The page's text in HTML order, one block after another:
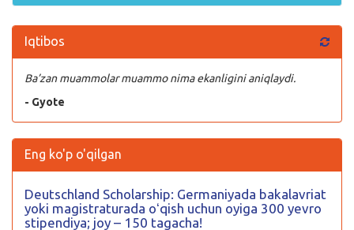
Iqtibos
Ba’zan muammolar muammo nima ekanligini aniqlaydi.
- Gyote
Eng ko'p o'qilgan
Deutschland Scholarship: Germaniyada bakalavriat
yoki magistraturada oʻqish uchun oyiga 300 yevro
stipendiya; joy – 150 tagacha!